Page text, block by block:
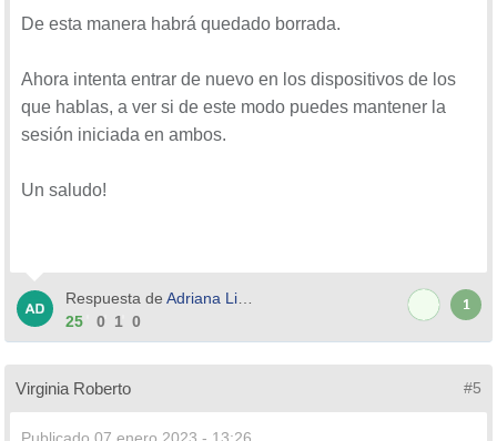
De esta manera habrá quedado borrada.
Ahora intenta entrar de nuevo en los dispositivos de los
que hablas, a ver si de este modo puedes mantener la
sesión iniciada en ambos.
Un saludo!
Respuesta de Adriana Lima
25
0 1 0
1
Virginia Roberto #5